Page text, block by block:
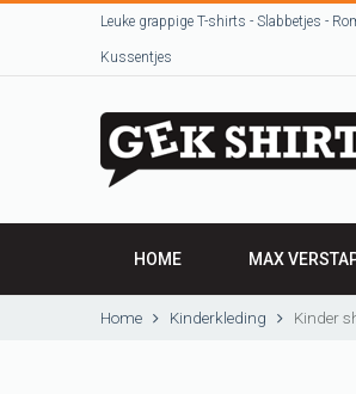
Leuke grappige T-shirts - Slabbetjes -
Kussentjes
HOME MAX
Home Kinderkleding Kinder